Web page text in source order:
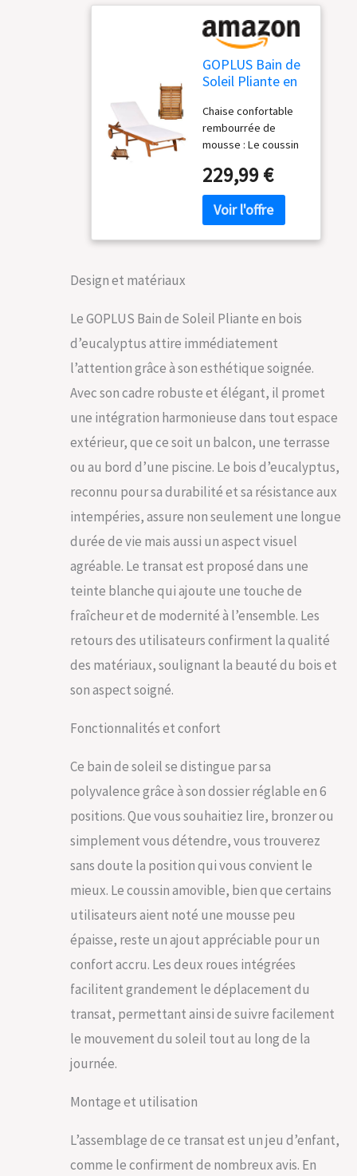
GOPLUS Bain de
Soleil Pliante en
d'Ecualyptus,
Transat Jardin
Extérieur avec
Dossier Réglable
6 Positions, 2
Roues, 195 x 68 x
30-90 CM,
Amovible, Idéal
Chaise confortable
rembourrée de
mousse : Le coussin
soleil est non
seulement
confortable grâce à
son éponge douce et
épaisse, mais il est
sangles afin d'éviter
plus, sa conception
amovible permet un
rangement facile et
pratique. Matériaux
de haute qualité et
Faite de bois
d'ecualyptus de
transat jardin
extérieur est assez
supporter 160 kg
max, de plus, elle est
de support au milieu
pour augmentent la
réglable en 6
positions : Grâce aux
chaise longue, vous
ajuster sa hauteur
entre 30 et 90 cm
selon vos besoins.
Que ce soit pour lire,
vous reposer, dormir
ou simplement
profiter du soleil,
vous avez la liberté
d'ajuster le dossier à
volonté. Avec 2
roues pour une
mobilité aisée : Le
transat de terrasse
que nous proposons
est équipé de 2
roues flexibles, ce
qui vous permet de
le déplacer aisément
le ranger de manière
compacte pour
économiser de
229,99 €
Design et matériaux
Le GOPLUS Bain de Soleil Pliante en bois
d’eucalyptus attire immédiatement
l’attention grâce à son esthétique soignée.
Avec son cadre robuste et élégant, il promet
une intégration harmonieuse dans tout espace
extérieur, que ce soit un balcon, une terrasse
ou au bord d’une piscine. Le bois d’eucalyptus,
reconnu pour sa durabilité et sa résistance aux
intempéries, assure non seulement une longue
durée de vie mais aussi un aspect visuel
agréable. Le transat est proposé dans une
teinte blanche qui ajoute une touche de
fraîcheur et de modernité à l’ensemble. Les
retours des utilisateurs confirment la qualité
des matériaux, soulignant la beauté du bois et
son aspect soigné.
Fonctionnalités et confort
Ce bain de soleil se distingue par sa
polyvalence grâce à son dossier réglable en 6
positions. Que vous souhaitiez lire, bronzer ou
simplement vous détendre, vous trouverez
sans doute la position qui vous convient le
mieux. Le coussin amovible, bien que certains
utilisateurs aient noté une mousse peu
épaisse, reste un ajout appréciable pour un
confort accru. Les deux roues intégrées
facilitent grandement le déplacement du
transat, permettant ainsi de suivre facilement
le mouvement du soleil tout au long de la
journée.
Montage et utilisation
L’assemblage de ce transat est un jeu d’enfant,
comme le confirment de nombreux avis. En